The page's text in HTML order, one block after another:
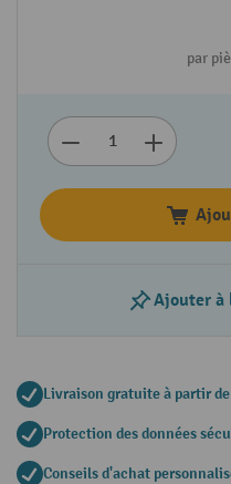
par
Ajouter à
Livraison gratuite à partir
Protection des données
Conseils d'achat